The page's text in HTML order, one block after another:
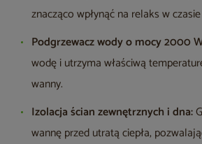
znacząco wpłynąć na relaks w
Podgrzewacz wody o mocy 2000
wodę i utrzyma właściwą
wanny.
Izolacja ścian zewnętrznych i dna:
wannę przed utratą ciepła,